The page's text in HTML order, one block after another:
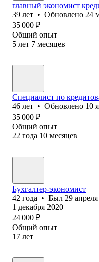
главный экономист
39 лет • Обновлено 24
35 000 ₽
Общий опыт
5 лет 7 месяцев
Специалист по
46 лет • Обновлено 10
35 000 ₽
Общий опыт
22 года 10 месяцев
Бухгалтер-экономист
42 года • Был 29
1 декабря 2020
24 000 ₽
Общий опыт
17 лет